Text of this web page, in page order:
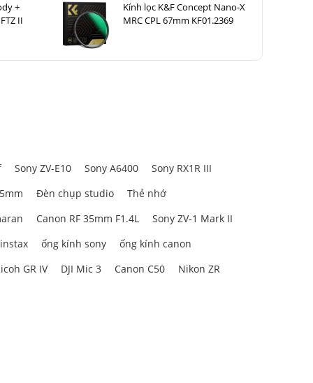
+
II
Kính lọc K&F Concept Nano-X
MRC CPL 67mm KF01.2369
Sony ZV-E10 Sony A6400
Sony RX1R III
Đèn chụp studio
Thẻ nhớ
Canon RF 35mm F1.4L
Sony ZV-1 Mark II
ống kính sony
ống kính canon
GR IV
DJI Mic 3 Canon C50 Nikon ZR